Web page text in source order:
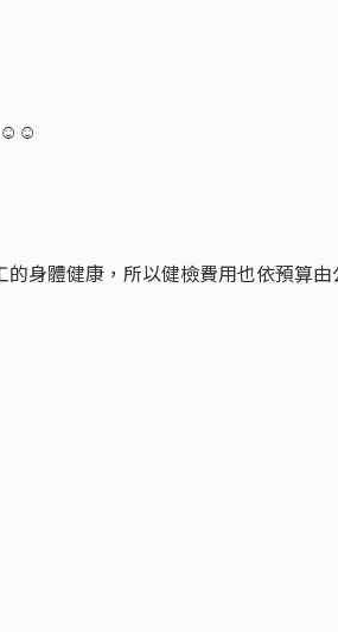
☺☺
身體健康，所以健檢費用也依預算由